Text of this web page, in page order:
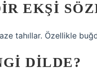
EKŞI
tahıllar. Özellikle
DILDE?